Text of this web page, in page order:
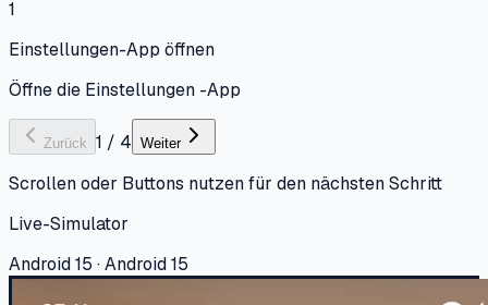
1
Einstellungen-App öffnen
Öffne die Einstellungen -App
Zurück 1 / 4 Weiter
Scrollen oder Buttons nutzen für den nächsten Schritt
Live-Simulator
Android 15 · Android 15